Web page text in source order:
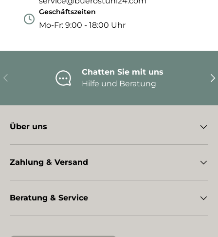
Geschäftszeiten
Mo-Fr: 9:00 - 18:00 Uhr
Vorherige
Chatten Sie mit uns
Hilfe und Beratung
Über uns
Zahlung & Versand
Beratung & Service